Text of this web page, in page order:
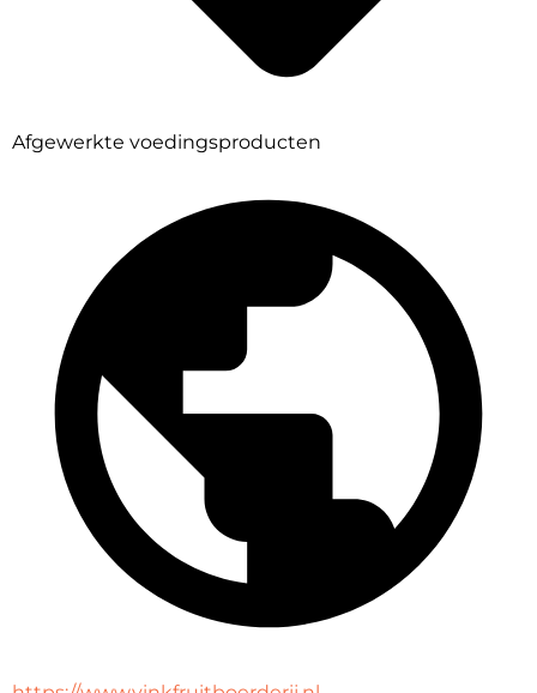
Afgewerkte voedingsproducten